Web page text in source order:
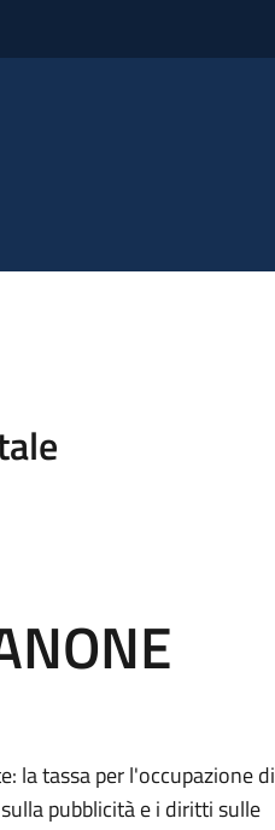
la tassa per l'occupazione di
pubblicità e i diritti sulle